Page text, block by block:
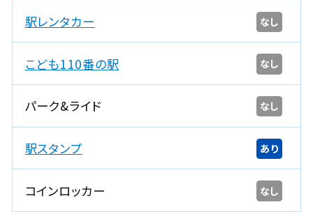
駅レンタカー なし
こども110番の駅 なし
パーク&ライド なし
駅スタンプ あり
コインロッカー なし